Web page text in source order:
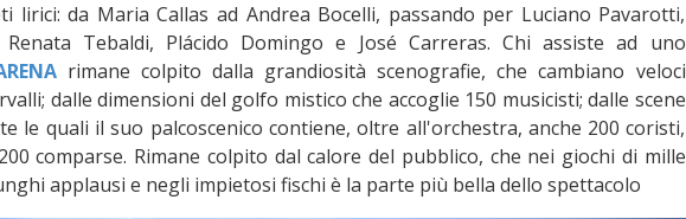
lirici: da Maria Callas ad Andrea Bocelli, passando per Luciano Pavarotti,
Renata Tebaldi, Plácido Domingo e José Carreras. Chi assiste ad uno
rimane colpito dalla grandiosità scenografie, che cambiano veloci
dalle dimensioni del golfo mistico che accoglie 150 musicisti; dalle scene
le quali il suo palcoscenico contiene, oltre all'orchestra, anche 200 coristi,
comparse. Rimane colpito dal calore del pubblico, che nei giochi di mille
applausi e negli impietosi fischi è la parte più bella dello spettacolo